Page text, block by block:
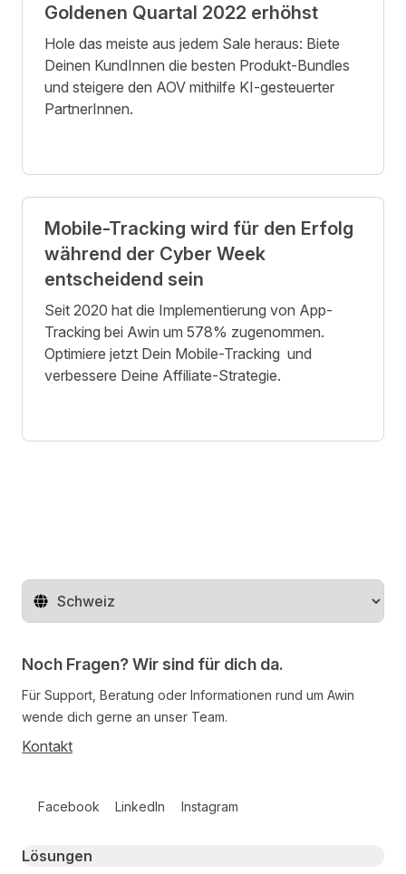
Goldenen Quartal 2022 erhöhst
Hole das meiste aus jedem Sale heraus: Biete
Deinen KundInnen die besten Produkt-Bundles
und steigere den AOV mithilfe KI-gesteuerter
PartnerInnen.
Mobile-Tracking wird für den Erfolg
während der Cyber Week
entscheidend sein
Seit 2020 hat die Implementierung von App-
Tracking bei Awin um 578% zugenommen.
Optimiere jetzt Dein Mobile-Tracking und
verbessere Deine Affiliate-Strategie.
Region ändern
Noch Fragen? Wir sind für dich da.
Für Support, Beratung oder Informationen rund um Awin
wende dich gerne an unser Team.
Kontakt
Facebook LinkedIn Instagram
Primary footer navigation
Lösungen